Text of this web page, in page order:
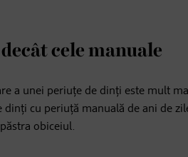
cele manuale
a unei periuțe de dinți este mult
cu periuță manuală de ani de
obiceiul.